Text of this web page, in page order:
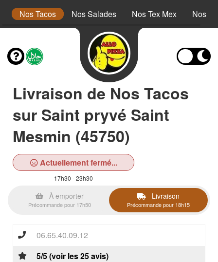
Nos Tacos Nos Salades Nos Tex Mex Nos
Livraison de Nos Tacos
sur Saint pryvé Saint
Mesmin (45750)
Actuellement fermé...
17h30 - 23h30
À emporter
Précommande pour 17h50
Livraison
Précommande pour 18h15
06.65.40.09.12
5/5 (voir les 25 avis)